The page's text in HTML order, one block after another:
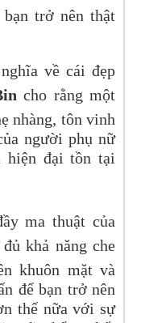
trở nên thật
về cái đẹp
cho rằng một
nhàng, tôn vinh
người phụ nữ
hiện đại tồn tại
ma thuật của
khả năng che
khuôn mặt và
để bạn trở nên
thế nữa với sự